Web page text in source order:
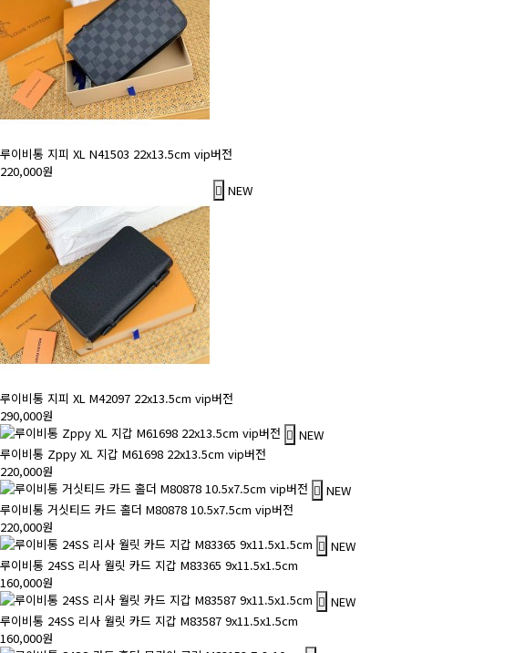
루이비통 지피 XL N41503 22x13.5cm vip버전
220,000원
NEW
루이비통 지피 XL M42097 22x13.5cm vip버전
290,000원
NEW
루이비통 Zppy XL 지갑 M61698 22x13.5cm vip버전
220,000원
NEW
루이비통 거싯티드 카드 홀더 M80878 10.5x7.5cm vip버전
220,000원
NEW
루이비통 24SS 리사 월릿 카드 지갑 M83365 9x11.5x1.5cm
160,000원
NEW
루이비통 24SS 리사 월릿 카드 지갑 M83587 9x11.5x1.5cm
160,000원